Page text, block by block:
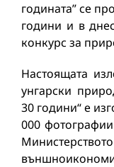
годината” се
години и в
конкурс за
Настоящата
унгарски
30 години“ е
000